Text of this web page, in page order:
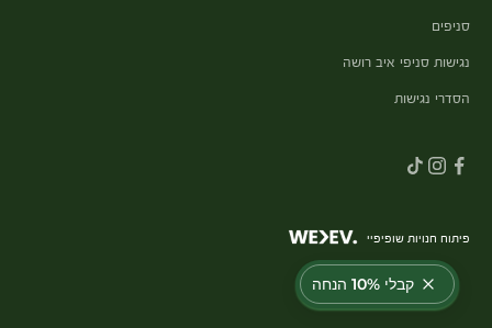
קבלי 10% הנחה
סניפים
נגישות סניפי איב רושה
הסדרי נגישות
פיתוח חנויות שופיפיי